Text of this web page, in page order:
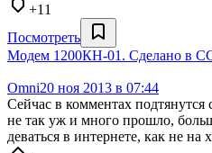
+11
Посмотреть
Модем 1200КН-01. Сделано в
Omni20 ноя 2013 в 07:44
Сейчас в комментах подтянутся
не так уж и много прошло,
деваться в интернете, как не на